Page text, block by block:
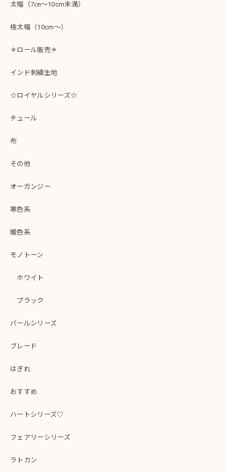
太幅（7㎝～10cm未満）
極太幅（10cm～）
＊ロール販売＊
インド刺繍生地
☆ロイヤルシリーズ☆
チュール
布
その他
オーガンジー
寒色系
暖色系
モノトーン
ホワイト
ブラック
パールシリーズ
ブレード
はぎれ
おすすめ
ハートシリーズ♡
フェアリーシリーズ
ラトカン